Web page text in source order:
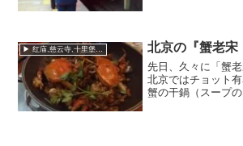
の？・ カードが反
北京の『蟹老宋
先日、久々に「蟹
北京ではチョット
蟹の干鍋（スープ